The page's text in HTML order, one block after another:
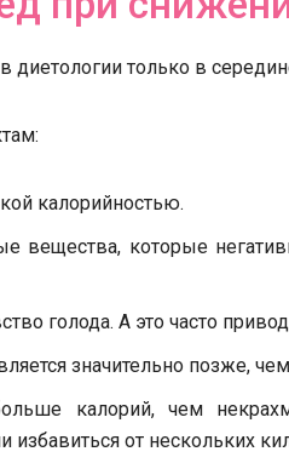
только в
калорийностью.
вещества, которые
голода. А это часто
значительно позже,
калорий, чем
от нескольких